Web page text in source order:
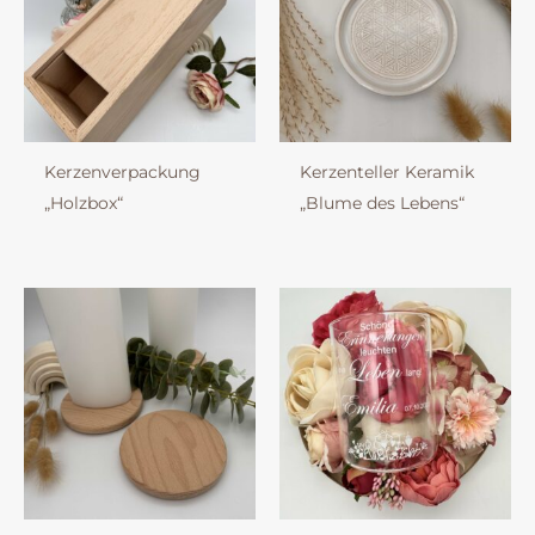
Kerzenverpackung
„Holzbox“
Kerzenteller Keramik
„Blume des Lebens“